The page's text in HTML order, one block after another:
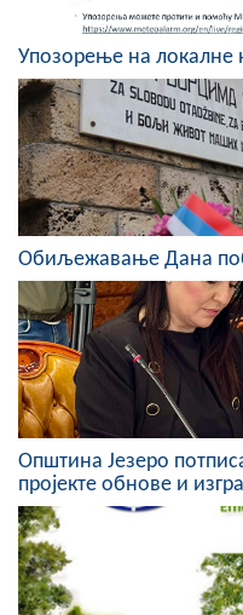
Упозорење на локалне
Обиљежавање Дана
Општина Језеро
пројекте обнове и